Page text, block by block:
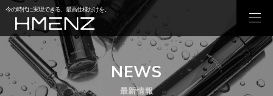
今の時代に実現できる、最高仕様だけを。
NEWS
最新情報